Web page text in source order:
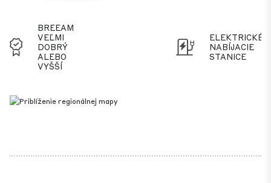
BREEAM
VEĽMI
DOBRÝ
ALEBO
VYŠŠÍ
ELEKTRICKÉ
NABÍJACIE
STANICE